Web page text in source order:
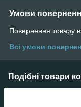
Умови
Повернення товару
Всі умови
Подібні товари